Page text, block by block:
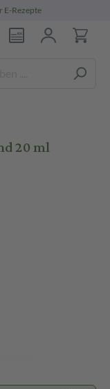
E-Rezepte
20 ml